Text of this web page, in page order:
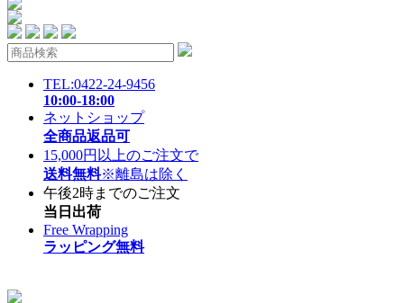
TEL:0422-24-9456
10:00-18:00
ネットショップ
全商品返品可
15,000円以上のご注文で
送料無料※離島は除く
午後2時までのご注文
当日出荷
Free Wrapping
ラッピング無料